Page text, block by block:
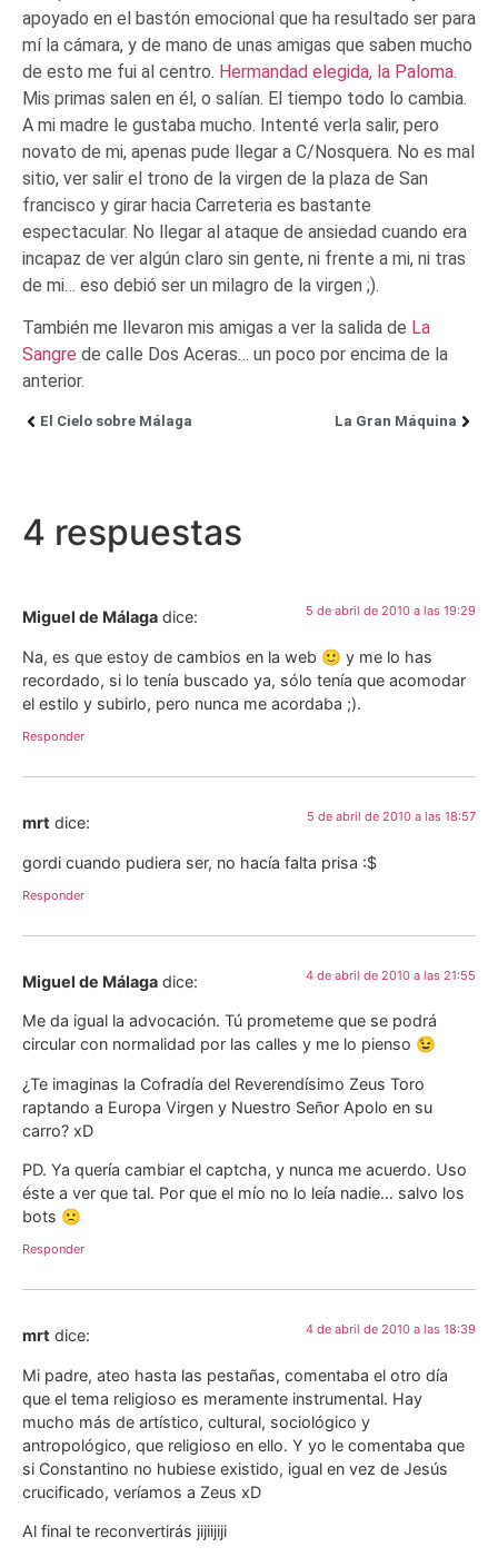
apoyado en el bastón emocional que ha resultado ser para
mí la cámara, y de mano de unas amigas que saben mucho
de esto me fui al centro. Hermandad elegida, la Paloma.
Mis primas salen en él, o salían. El tiempo todo lo cambia.
A mi madre le gustaba mucho. Intenté verla salir, pero
novato de mi, apenas pude llegar a C/Nosquera. No es mal
sitio, ver salir el trono de la virgen de la plaza de San
francisco y girar hacia Carreteria es bastante
espectacular. No llegar al ataque de ansiedad cuando era
incapaz de ver algún claro sin gente, ni frente a mi, ni tras
de mi… eso debió ser un milagro de la virgen ;).
También me llevaron mis amigas a ver la salida de La
Sangre de calle Dos Aceras… un poco por encima de la
anterior.
El Cielo sobre Málaga La Gran Máquina
4 respuestas
Miguel de Málaga dice: 5 de abril de 2010 a las 19:29
Na, es que estoy de cambios en la web 🙂 y me lo has
recordado, si lo tenía buscado ya, sólo tenía que acomodar
el estilo y subirlo, pero nunca me acordaba ;).
Responder
mrt dice: 5 de abril de 2010 a las 18:57
gordi cuando pudiera ser, no hacía falta prisa :$
Responder
Miguel de Málaga dice: 4 de abril de 2010 a las 21:55
Me da igual la advocación. Tú prometeme que se podrá
circular con normalidad por las calles y me lo pienso 😉
¿Te imaginas la Cofradía del Reverendísimo Zeus Toro
raptando a Europa Virgen y Nuestro Señor Apolo en su
carro? xD
PD. Ya quería cambiar el captcha, y nunca me acuerdo. Uso
éste a ver que tal. Por que el mío no lo leía nadie… salvo los
bots 🙁
Responder
mrt dice: 4 de abril de 2010 a las 18:39
Mi padre, ateo hasta las pestañas, comentaba el otro día
que el tema religioso es meramente instrumental. Hay
mucho más de artístico, cultural, sociológico y
antropológico, que religioso en ello. Y yo le comentaba que
si Constantino no hubiese existido, igual en vez de Jesús
crucificado, veríamos a Zeus xD
Al final te reconvertirás jijiijiji